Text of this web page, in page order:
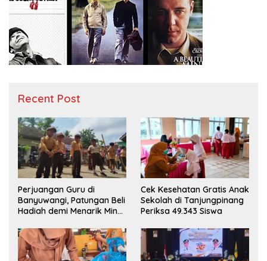
Recent Post
Perjuangan Guru di
Banyuwangi, Patungan Beli
Hadiah demi Menarik Minat
Cek Kesehatan Gratis Anak
Sekolah di Tanjungpinang
Periksa 49.343 Siswa